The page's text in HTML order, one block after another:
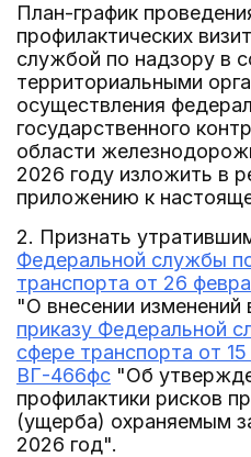
План-график
профилактических
службой по надзору в
территориальными
осуществления
государственного
области
2026 году изложить в
приложению к
2. Признать
Федеральной службы
транспорта от 26
"О внесении
приказу Федеральной
сфере транспорта от
ВГ-466фс "Об
профилактики рисков
(ущерба) охраняемым
2026 год".